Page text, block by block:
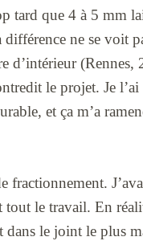
tard que 4 à 5 mm
ne se voit
d’intérieur (Rennes,
le projet. Je l’ai
et ça m’a
fractionnement.
tout le travail. En
le joint le plus